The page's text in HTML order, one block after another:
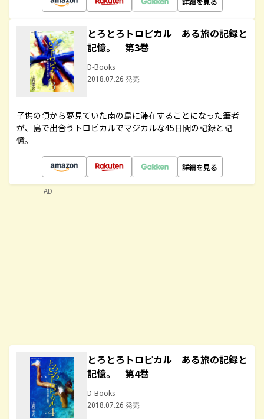
とろとろトロピカル ある旅の記録と
記憶。 第3巻
D-Books
2018.07.26 発売
子供の頃から夢見ていた南の島に滞在することになった筆者
が、島で出合うトロピカルでマジカルな45日間の記録と記
憶。
詳細を見る
とろとろトロピカル ある旅の記録と
記憶。 第4巻
D-Books
2018.07.26 発売
AD